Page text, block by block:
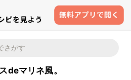
deマリネ風。